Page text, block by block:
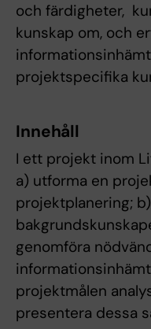
och färdigheter, 
kunskap om, och
projektspecifika
Innehåll
I ett projekt inom
a) utforma en
projektplanering;
genomföra
projektmålen
presentera dessa